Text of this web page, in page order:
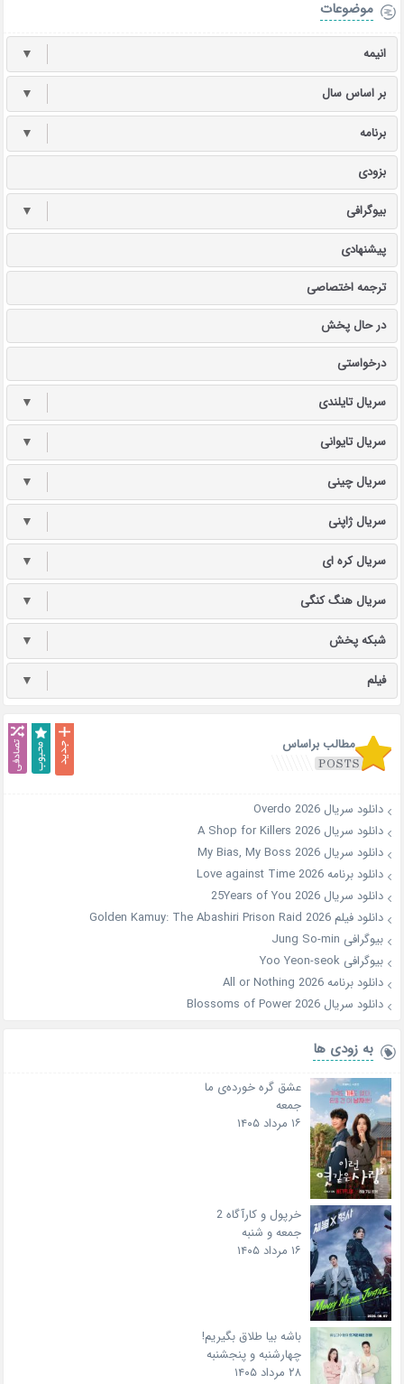
موضوعات
انیمه ▼
بر اساس سال ▼
برنامه ▼
بزودی
بیوگرافی ▼
پیشنهادی
ترجمه اختصاصی
در حال پخش
درخواستی
سریال تایلندی ▼
سریال تایوانی ▼
سریال چینی ▼
سریال ژاپنی ▼
سریال کره ای ▼
سریال هنگ کنگی ▼
شبکه پخش ▼
فیلم ▼
مطالب براساس
دانلود سریال Overdo 2026
دانلود سریال A Shop for Killers 2026
دانلود سریال My Bias, My Boss 2026
دانلود برنامه Love against Time 2026
دانلود سریال 25Years of You 2026
دانلود فیلم Golden Kamuy: The Abashiri Prison Raid 2026
بیوگرافی Jung So-min
بیوگرافی Yoo Yeon-seok
دانلود برنامه All or Nothing 2026
دانلود سریال Blossoms of Power 2026
به زودی ها
عشق گره خورده‌ی ما
جمعه
۱۶ مرداد ۱۴۰۵
خرپول و کارآگاه 2
جمعه و شنبه
۱۶ مرداد ۱۴۰۵
باشه بیا طلاق بگیریم!
چهارشنبه و پنجشنبه
۲۸ مرداد ۱۴۰۵